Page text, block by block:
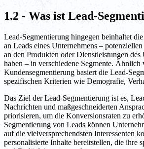
1.2 - Was ist Lead-
Lead-Segmentierung hingegen beinhaltet
an Leads eines Unternehmens –
an den Produkten oder Dienstleistungen des
haben – in verschiedene Segmente. Ähnlich
Kundensegmentierung basiert die Lead-
spezifischen Kriterien wie Demografie,
Das Ziel der Lead-Segmentierung ist es,
Nachrichten und maßgeschneiderten
priorisieren, um die Konversionsraten zu
Segmentierung von Leads können
auf die vielversprechendsten Interessenten
personalisierte Inhalte bereitstellen, die ihre